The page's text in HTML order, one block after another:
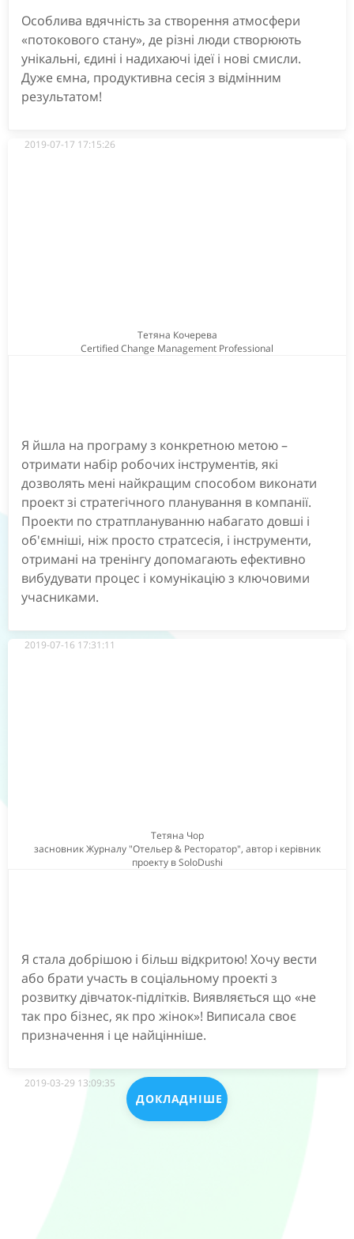
Особлива вдячність за створення атмосфери
«потокового стану», де різні люди створюють
унікальні, єдині і надихаючі ідеї і нові смисли.
Дуже ємна, продуктивна сесія з відмінним
результатом!
2019-07-17 17:15:26
Тетяна Кочерева
Certified Change Management Professional
Я йшла на програму з конкретною метою –
отримати набір робочих інструментів, які
дозволять мені найкращим способом виконати
проект зі стратегічного планування в компанії.
Проекти по стратплануванню набагато довші і
об'ємніші, ніж просто стратсесія, і інструменти,
отримані на тренінгу допомагають ефективно
вибудувати процес і комунікацію з ключовими
учасниками.
2019-07-16 17:31:11
Тетяна Чор
засновник Журналу "Отельер & Ресторатор", автор і керівник
проекту в SoloDushi
Я стала добрішою і більш відкритою! Хочу вести
або брати участь в соціальному проекті з
розвитку дівчаток-підлітків. Виявляється що «не
так про бізнес, як про жінок»! Виписала своє
призначення і це найцінніше.
2019-03-29 13:09:35
ДОКЛАДНІШЕ